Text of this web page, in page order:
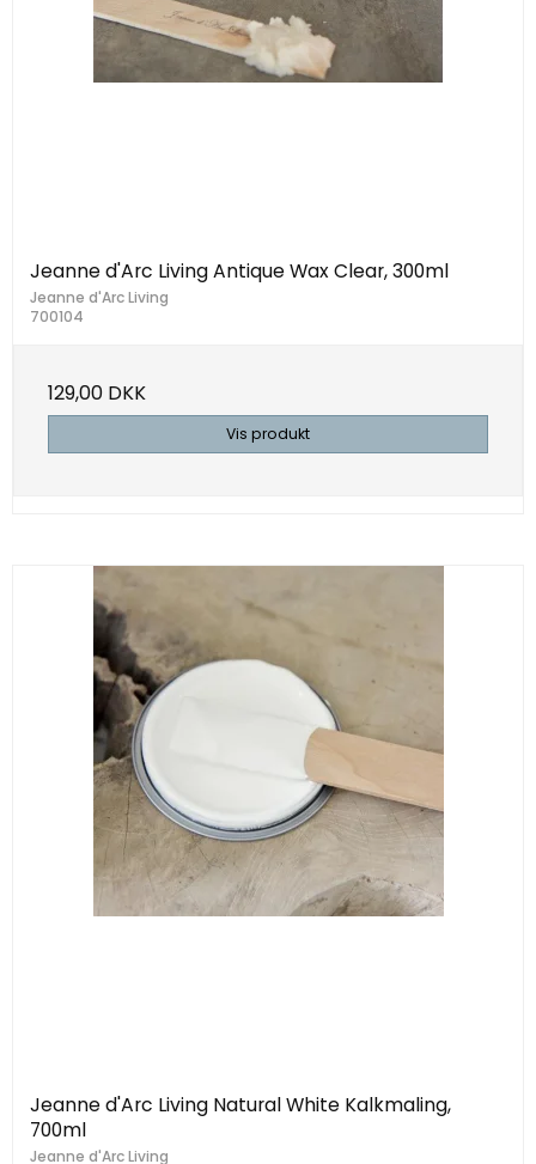
Jeanne d'Arc Living Antique Wax Clear, 300ml
Jeanne d'Arc Living
700104
129,00 DKK
Vis produkt
Jeanne d'Arc Living Natural White Kalkmaling,
700ml
Jeanne d'Arc Living